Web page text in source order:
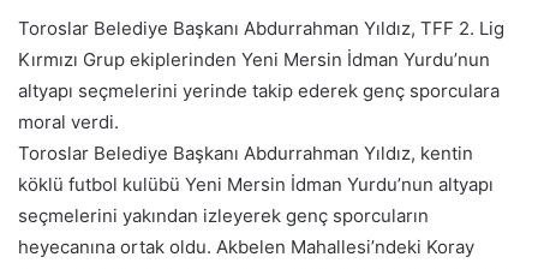
Toroslar Belediye Başkanı Abdurrahman Yıldız, TFF 2. Lig
Kırmızı Grup ekiplerinden Yeni Mersin İdman Yurdu’nun
altyapı seçmelerini yerinde takip ederek genç sporculara
moral verdi.
Toroslar Belediye Başkanı Abdurrahman Yıldız, kentin
köklü futbol kulübü Yeni Mersin İdman Yurdu’nun altyapı
seçmelerini yakından izleyerek genç sporcuların
heyecanına ortak oldu. Akbelen Mahallesi’ndeki Koray